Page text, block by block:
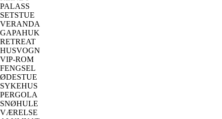
PALASS
SETSTUE
VERANDA
GAPAHUK
RETREAT
HUSVOGN
VIP-ROM
FENGSEL
ØDESTUE
SYKEHUS
PERGOLA
SNØHULE
VÆRELSE